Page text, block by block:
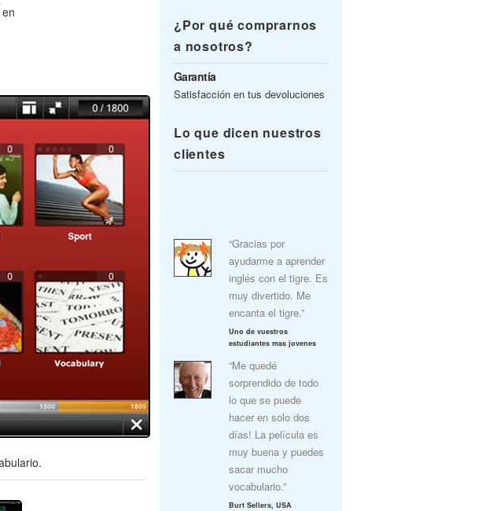
¿Por qué comprarnos
a nosotros?
Garantía
Satisfacción en tus devoluciones
Lo que dicen nuestros
clientes
“Gracias por
ayudarme a aprender
inglés con el tigre. Es
muy divertido. Me
encanta el tigre.”
Uno de vuestros
estudiantes mas jovenes
“Me quedé
sorprendido de todo
lo que se puede
hacer en solo dos
días! La película es
muy buena y puedes
sacar mucho
vocabulario.”
Burt Sellers, USA